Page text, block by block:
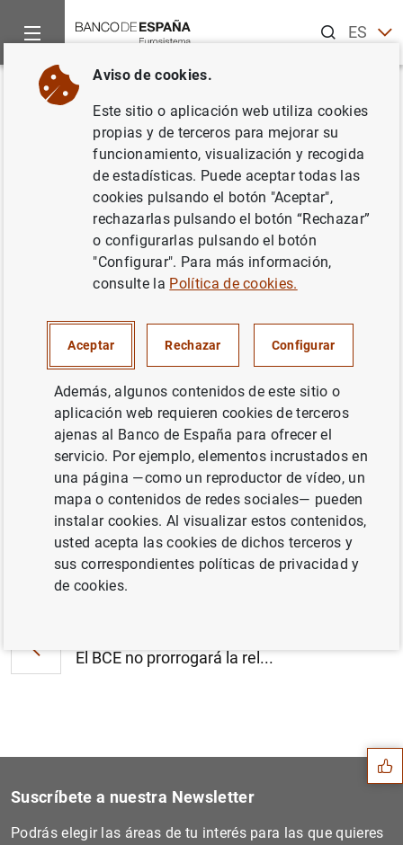
ESEN
Inicio Noticias y eventos
Volver
Estado financiero consolidado
del Eurosistema a 4 de febrero
de 2022
SITUACIÓN ECONÓMICA
Estado financiero consolidado del
Eurosistema a 4 de febrero de 2022 (393
KB
El BCE no prorrogará la rel...
Siguiente
Resultados de la encuesta d...
Sugerencias
Suscríbete a nuestra Newsletter
Podrás elegir las áreas de tu interés para las que quieres
Aviso de cookies.
Este sitio o aplicación web utiliza cookies
propias y de terceros para mejorar su
funcionamiento, visualización y recogida
de estadísticas. Puede aceptar todas las
cookies pulsando el botón "Aceptar",
rechazarlas pulsando el botón “Rechazar”
o configurarlas pulsando el botón
"Configurar". Para más información,
consulte la Política de cookies.
Aceptar Rechazar Configurar
Además, algunos contenidos de este sitio o
aplicación web requieren cookies de terceros
ajenas al Banco de España para ofrecer el
servicio. Por ejemplo, elementos incrustados en
una página —como un reproductor de vídeo, un
mapa o contenidos de redes sociales— pueden
instalar cookies. Al visualizar estos contenidos,
usted acepta las cookies de dichos terceros y
sus correspondientes políticas de privacidad y
de cookies.